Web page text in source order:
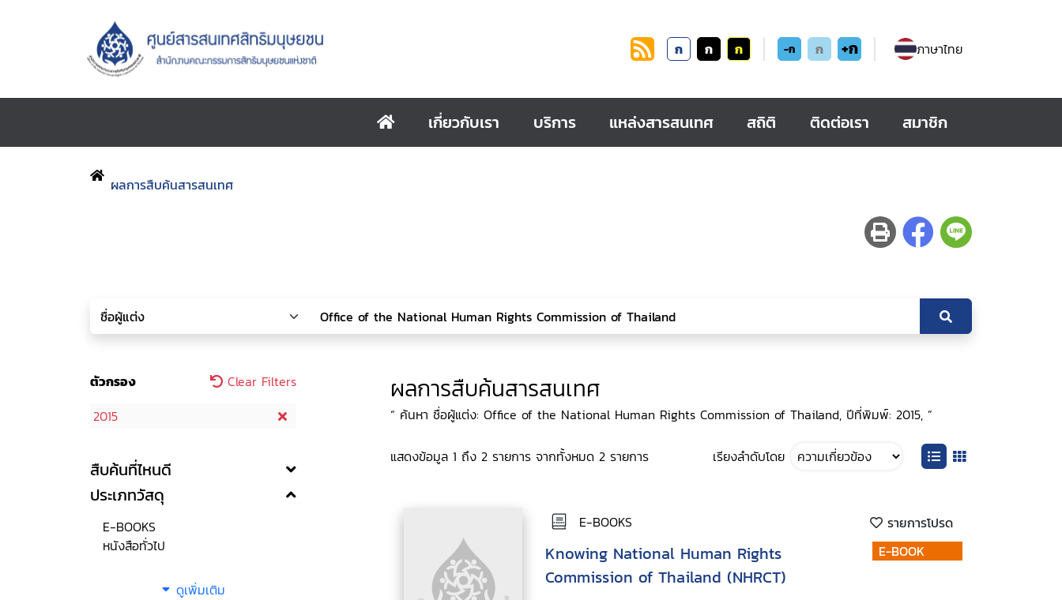
ก ก ก -ก ก +ก ภาษาไทย
เกี่ยวกับเรา บริการ แหล่งสารสนเทศ สถิติ ติดต่อเรา สมาชิก
ผลการสืบค้นสารสนเทศ
ตัวกรอง
Clear Filters
2015
สืบค้นที่ไหนดี
ประเภทวัสดุ
E-BOOKS
หนังสือทั่วไป
ดูเพิ่มเติม
ผลการสืบค้นสารสนเทศ
“ ค้นหา ชื่อผู้แต่ง: Office of the National Human Rights Commission of Thailand, ปีที่พิมพ์: 2015, ”
แสดงข้อมูล 1 ถึง 2 รายการ จากทั้งหมด 2 รายการ เรียงลำดับโดย
E-BOOKS รายการโปรด
Knowing National Human Rights
Commission of Thailand (NHRCT)
E-BOOK